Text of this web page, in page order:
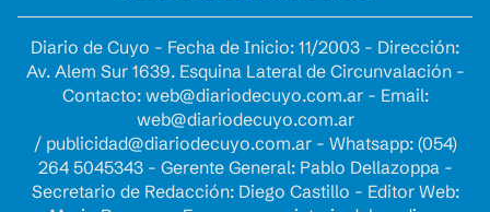
Diario de Cuyo - Fecha de Inicio: 11/2003 - Dirección:
Av. Alem Sur 1639. Esquina Lateral de Circunvalación -
Contacto: web@diariodecuyo.com.ar- Email:
web@diariodecuyo.com.ar
/ publicidad@diariodecuyo.com.ar- Whatsapp: (054)
264 5045343 - Gerente General: Pablo Dellazoppa -
Secretario de Redacción: Diego Castillo - Editor Web: